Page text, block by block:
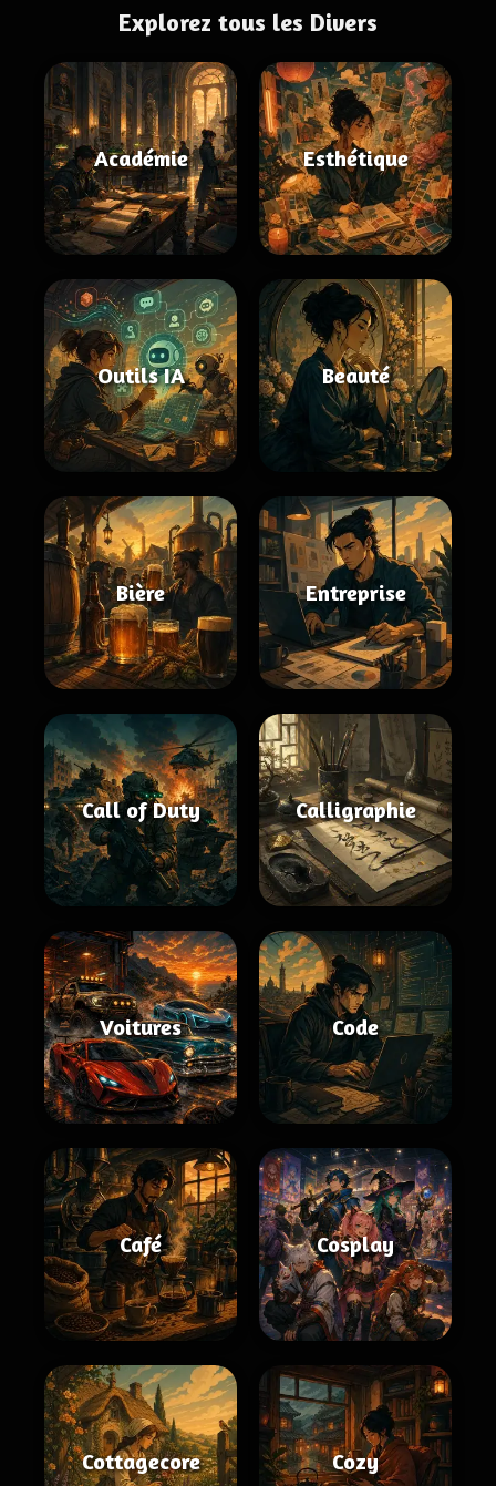
Explorez tous les Divers
Académie Esthétique
Outils IA Beauté
Bière Entreprise
Call of Duty Calligraphie
Voitures Code
Café Cosplay
Cottagecore Cozy